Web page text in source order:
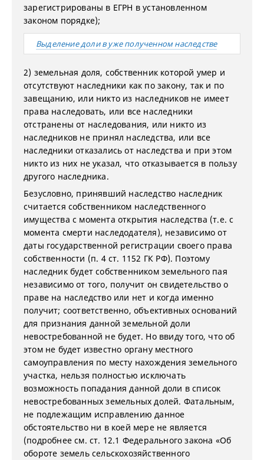
зарегистрированы в ЕГРН в установленном
законом порядке);
Выделение доли в уже полученном наследстве
2) земельная доля, собственник которой умер и
отсутствуют наследники как по закону, так и по
завещанию, или никто из наследников не имеет
права наследовать, или все наследники
отстранены от наследования, или никто из
наследников не принял наследства, или все
наследники отказались от наследства и при этом
никто из них не указал, что отказывается в пользу
другого наследника.
Безусловно, принявший наследство наследник
считается собственником наследственного
имущества с момента открытия наследства (т.е. с
момента смерти наследодателя), независимо от
даты государственной регистрации своего права
собственности (п. 4 ст. 1152 ГК РФ). Поэтому
наследник будет собственником земельного пая
независимо от того, получит он свидетельство о
праве на наследство или нет и когда именно
получит; соответственно, объективных оснований
для признания данной земельной доли
невостребованной не будет. Но ввиду того, что об
этом не будет известно органу местного
самоуправления по месту нахождения земельного
участка, нельзя полностью исключать
возможность попадания данной доли в список
невостребованных земельных долей. Фатальным,
не подлежащим исправлению данное
обстоятельство ни в коей мере не является
(подробнее см. ст. 12.1 Федерального закона «Об
обороте земель сельскохозяйственного